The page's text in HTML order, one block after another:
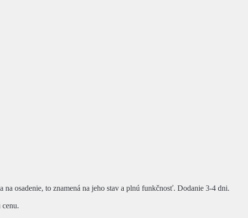
osadenie, to znamená na jeho stav a plnú funkčnosť. Dodanie 3-4 dni.